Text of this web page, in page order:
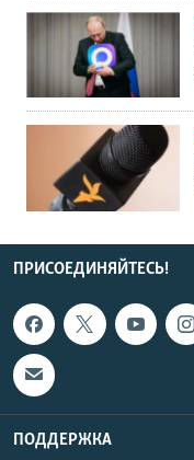
ПРИСОЕДИНЯЙТЕСЬ!
ПОДДЕРЖКА